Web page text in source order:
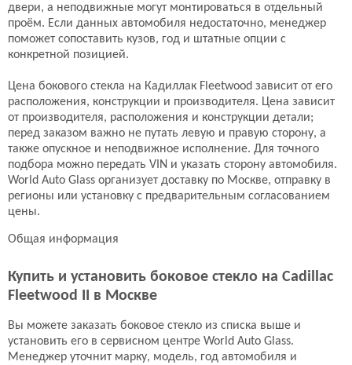
двери, а неподвижные могут монтироваться в отдельный
проём. Если данных автомобиля недостаточно, менеджер
поможет сопоставить кузов, год и штатные опции с
конкретной позицией.
Цена бокового стекла на Кадиллак Fleetwood зависит от его
расположения, конструкции и производителя. Цена зависит
от производителя, расположения и конструкции детали;
перед заказом важно не путать левую и правую сторону, а
также опускное и неподвижное исполнение. Для точного
подбора можно передать VIN и указать сторону автомобиля.
World Auto Glass организует доставку по Москве, отправку в
регионы или установку с предварительным согласованием
цены.
Общая информация
Купить и установить боковое стекло на Cadillac
Fleetwood II в Москве
Вы можете заказать боковое стекло из списка выше и
установить его в сервисном центре World Auto Glass.
Менеджер уточнит марку, модель, год автомобиля и